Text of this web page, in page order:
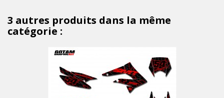
3 autres produits dans la même
catégorie :